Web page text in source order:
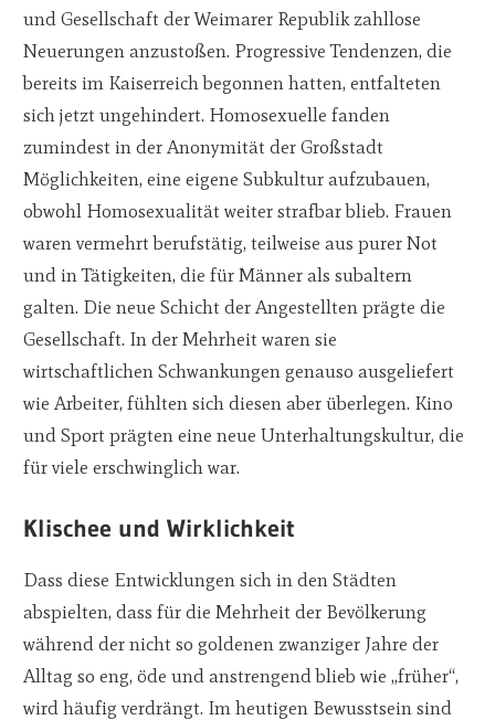
und Gesellschaft der Weimarer Republik zahllose
Neuerungen anzustoßen. Progressive Tendenzen, die
bereits im Kaiserreich begonnen hatten, entfalteten
sich jetzt ungehindert. Homosexuelle fanden
zumindest in der Anonymität der Großstadt
Möglichkeiten, eine eigene Subkultur aufzubauen,
obwohl Homosexualität weiter strafbar blieb. Frauen
waren vermehrt berufstätig, teilweise aus purer Not
und in Tätigkeiten, die für Männer als subaltern
galten. Die neue Schicht der Angestellten prägte die
Gesellschaft. In der Mehrheit waren sie
wirtschaftlichen Schwankungen genauso ausgeliefert
wie Arbeiter, fühlten sich diesen aber überlegen. Kino
und Sport prägten eine neue Unterhaltungskultur, die
für viele erschwinglich war.
Klischee und Wirklichkeit
Dass diese Entwicklungen sich in den Städten
abspielten, dass für die Mehrheit der Bevölkerung
während der nicht so goldenen zwanziger Jahre der
Alltag so eng, öde und anstrengend blieb wie „früher“,
wird häufig verdrängt. Im heutigen Bewusstsein sind